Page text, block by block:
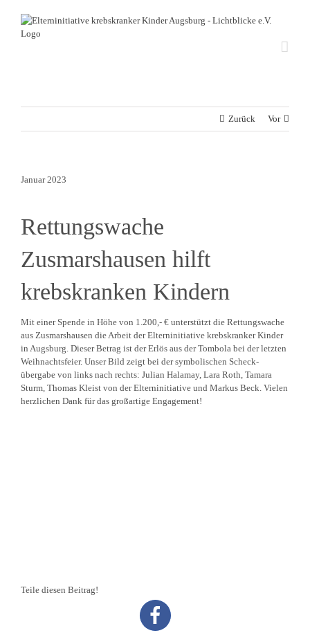
springen
Zurück Vor
Januar 2023
Rettungswache
Zusmarshausen hilft
krebskranken Kindern
Mit einer Spende in Höhe von 1.200,- € unter­stützt die Rettungs­wache
aus Zusmar­shausen die Arbeit der Eltern­in­itiative krebs­kranker Kinder
in Augsburg. Dieser Betrag ist der Erlös aus der Tombola bei der letzten
Weihnachts­feier. Unser Bild zeigt bei der symbo­li­schen Scheck­
übergabe von links nach rechts: Julian Halamay, Lara Roth, Tamara
Sturm, Thomas Kleist von der Eltern­in­itiative und Markus Beck. Vielen
herzlichen Dank für das großartige Engagement!
Teile diesen Beitrag!